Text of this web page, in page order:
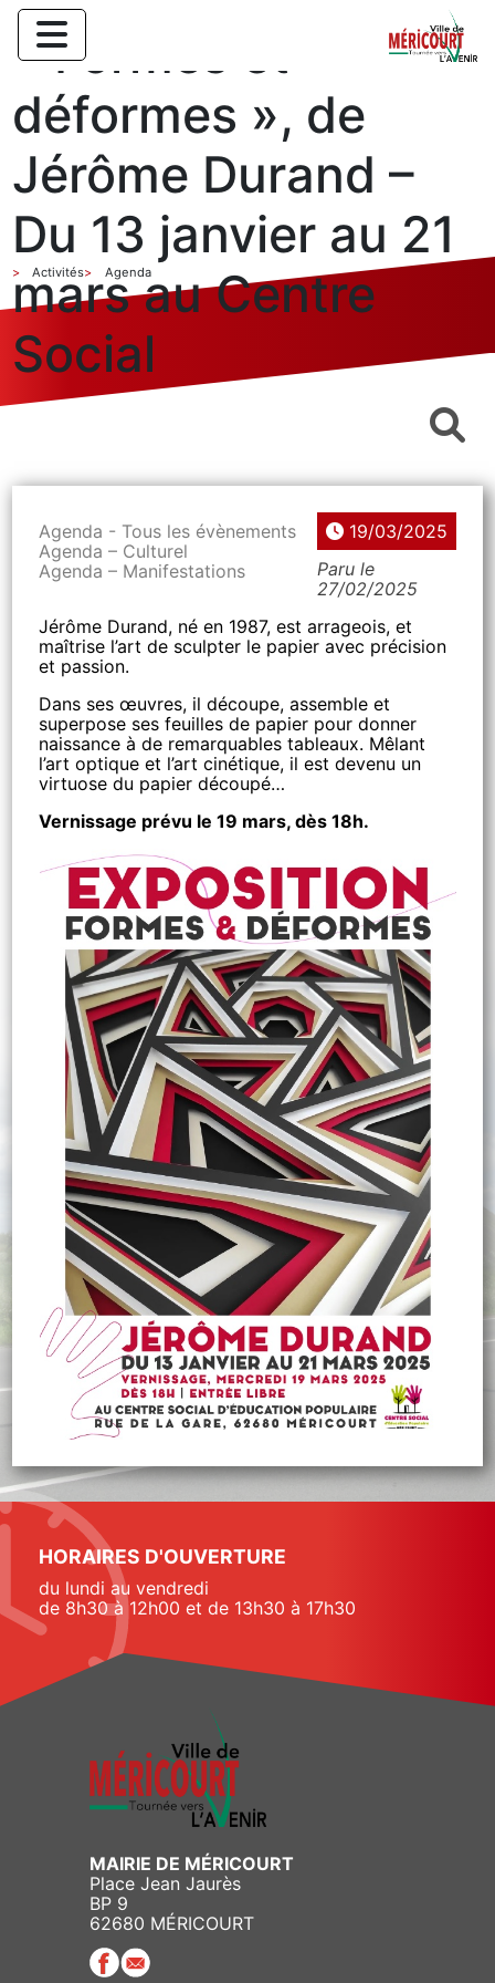
« Formes et
déformes », de
Jérôme Durand –
Du 13 janvier au 21
mars au Centre
Social
Activités Agenda
Agenda - Tous les évènements
Agenda – Culturel
Agenda – Manifestations
19/03/2025
Paru le
27/02/2025
Jérôme Durand, né en 1987, est arrageois, et
maîtrise l’art de sculpter le papier avec précision
et passion.
Dans ses œuvres, il découpe, assemble et
superpose ses feuilles de papier pour donner
naissance à de remarquables tableaux. Mêlant
l’art optique et l’art cinétique, il est devenu un
virtuose du papier découpé…
Vernissage prévu le 19 mars, dès 18h.
HORAIRES D'OUVERTURE
du lundi au vendredi
de 8h30 à 12h00 et de 13h30 à 17h30
MAIRIE DE MÉRICOURT
Place Jean Jaurès
BP 9
62680 MÉRICOURT